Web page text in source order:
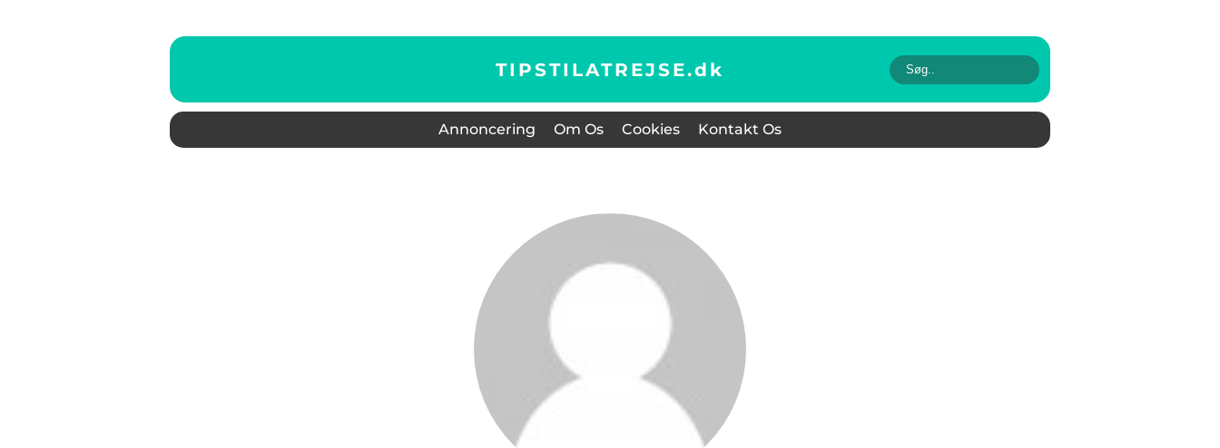
TIPSTILATREJSE.dk
Annoncering Om Os Cookies Kontakt Os